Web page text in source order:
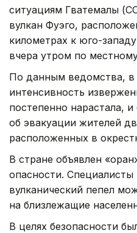
ситуациям Гватемалы
вулкан Фуэго,
километрах к юго-
вчера утром по
По данным ведомства, в
интенсивность
постепенно нарастала,
об эвакуации жителей
расположенных в
В стране объявлен
опасности.
вулканический пепел
на близлежащие
В целях безопасности